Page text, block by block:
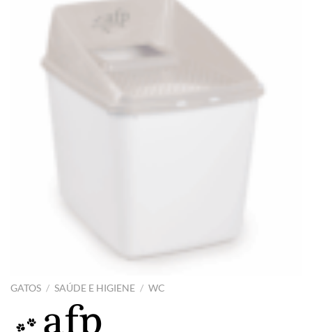
GATOS / SAÚDE E HIGIENE / WC